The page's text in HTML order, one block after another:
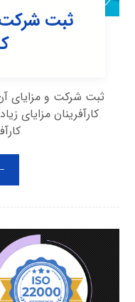
ثبت شرکت
ثبت شرکت و مزایای
کارآفرینان مزایای